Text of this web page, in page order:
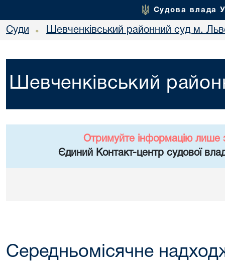
Судова влада
Суди • Шевченківський районний суд м.
Шевченківський
Отримуйте інформацію лише
Єдиний Контакт-центр судової
Середньомісячне